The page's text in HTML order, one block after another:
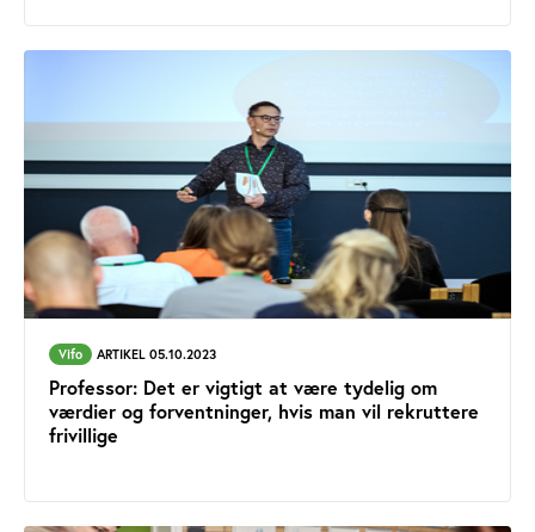
Vifo ARTIKEL 05.10.2023
Professor: Det er vigtigt at være tydelig om
værdier og forventninger, hvis man vil rekruttere
frivillige